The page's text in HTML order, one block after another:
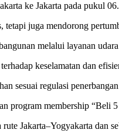
ke Jakarta pada pukul
tetapi juga mendorong
melalui layanan
keselamatan dan
sesuai regulasi
program membership “Beli
Jakarta–Yogyakarta dan